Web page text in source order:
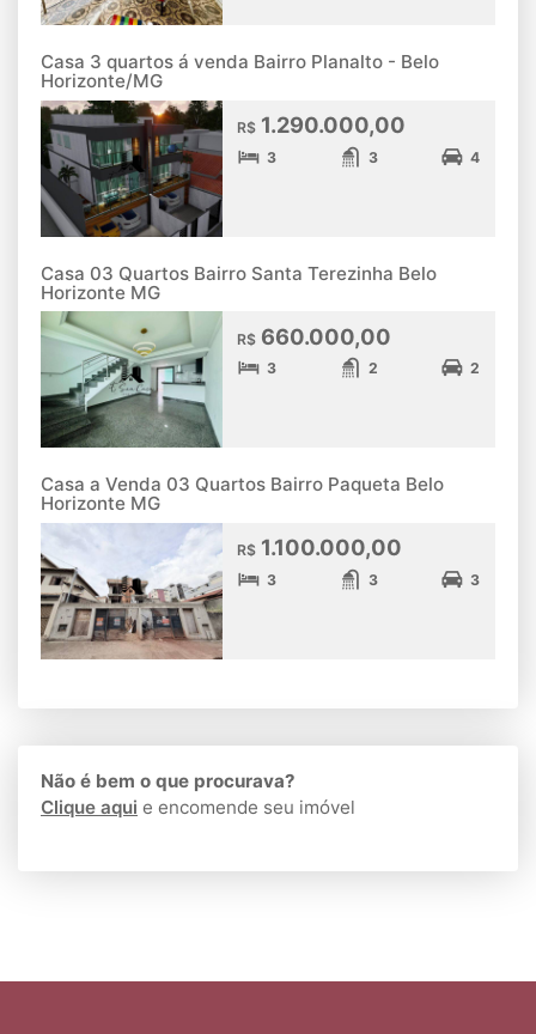
Casa 3 quartos á venda Bairro Planalto - Belo
Horizonte/MG
R$ 1.290.000,00
3 3 4
Casa 03 Quartos Bairro Santa Terezinha Belo
Horizonte MG
R$ 660.000,00
3 2 2
Casa a Venda 03 Quartos Bairro Paqueta Belo
Horizonte MG
R$ 1.100.000,00
3 3 3
Não é bem o que procurava?
Clique aqui e encomende seu imóvel